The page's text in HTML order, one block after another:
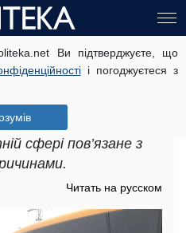
Ви підтверджуєте, що
і погоджуєтеся з
в Дніпрі: як
Дніпрі відображає
країні, де зростання
сфері пов’язане з
Читать на русском